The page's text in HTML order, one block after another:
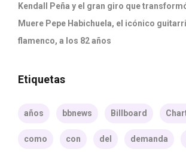
Kendall Peña y el gran giro que
Muere Pepe Habichuela, el icónico
flamenco, a los 82 años
Etiquetas
años bbnews Billboard
como con del demanda